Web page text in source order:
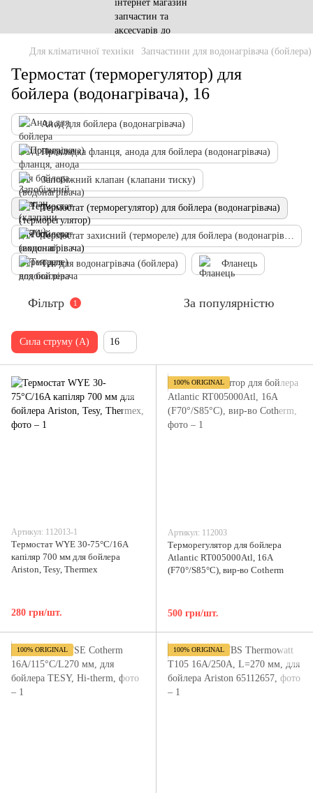
Для кліматичної техніки Запчастини для водонагрівача (бойлера)
Термостат (терморегулятор) для
бойлера (водонагрівача), 16
Анод для бойлера (водонагрівача)
Прокладка фланця, анода для бойлера (водонагрівача)
Запобіжний клапан (клапани тиску)
Термостат (терморегулятор) для бойлера (водонагрівача)
Термостат захисний (термореле) для бойлера (водонагрівача)
Тен для водонагрівача (бойлера) Фланець
Фільтр 1 За популярністю
Сила струму (А) 16
Артикул: 112013-1
Термостат WYE 30-75°C/16A
капіляр 700 мм для бойлера
Ariston, Tesy, Thermex
280 грн/шт.
100% ORIGINAL
Артикул: 112003
Терморегулятор для бойлера
Atlantic RT005000Atl, 16A
(F70°/S85°С), вир-во Cotherm
500 грн/шт.
100% ORIGINAL 100% ORIGINAL